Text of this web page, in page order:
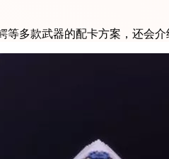
多款武器的配卡方案，还会